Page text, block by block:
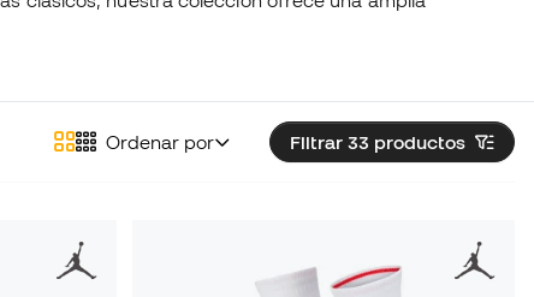
Filtrar 33 productos
Ordenar por